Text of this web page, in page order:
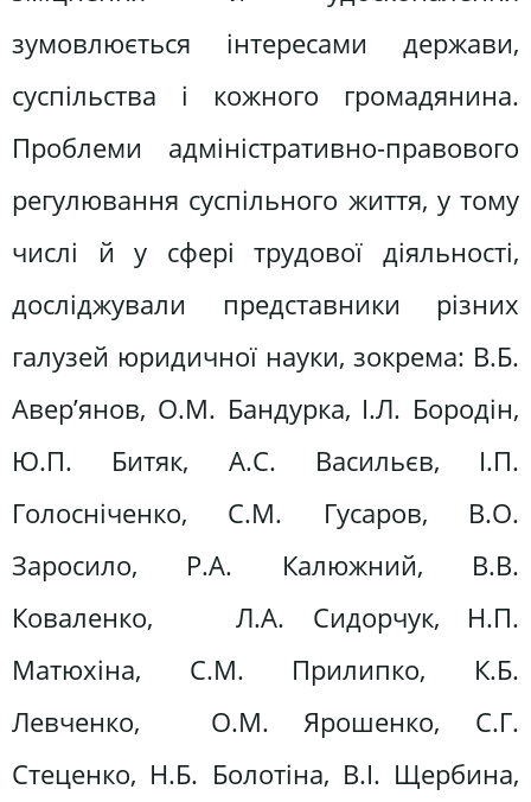
зумовлюється інтересами держави,
суспільства і кожного громадянина.
Проблеми адміністративно-правового
регулювання суспільного життя, у тому
числі й у сфері трудової діяльності,
досліджували представники різних
галузей юридичної науки, зокрема: В.Б.
Авер’янов, О.М. Бандурка, І.Л. Бородін,
Ю.П. Битяк, А.С. Васильєв, І.П.
Голосніченко, С.М. Гусаров, В.О.
Заросило, Р.А. Калюжний, В.В.
Коваленко, Л.А. Сидорчук, Н.П.
Матюхіна, С.М. Прилипко, К.Б.
Левченко, О.М. Ярошенко, С.Г.
Стеценко, Н.Б. Болотіна, В.І. Щербина,